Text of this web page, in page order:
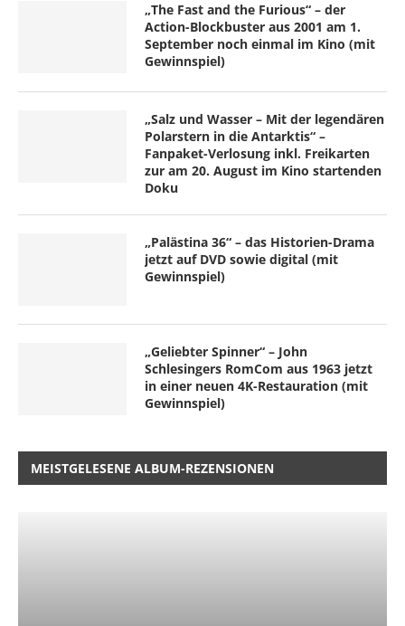
„The Fast and the Furious“ – der
Action-Blockbuster aus 2001 am 1.
September noch einmal im Kino (mit
Gewinnspiel)
„Salz und Wasser – Mit der legendären
Polarstern in die Antarktis“ –
Fanpaket-Verlosung inkl. Freikarten
zur am 20. August im Kino startenden
Doku
„Palästina 36“ – das Historien-Drama
jetzt auf DVD sowie digital (mit
Gewinnspiel)
„Geliebter Spinner“ – John
Schlesingers RomCom aus 1963 jetzt
in einer neuen 4K-Restauration (mit
Gewinnspiel)
MEISTGELESENE ALBUM-REZENSIONEN